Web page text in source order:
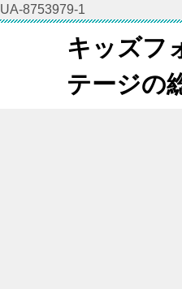
UA-8753979-1
キッズフ
テージの